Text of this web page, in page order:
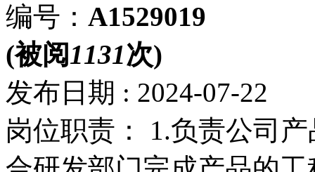
编号： A1529019
(被阅 1131次)
发布日期 : 2024-07-22
岗位职责： 1.负责公司